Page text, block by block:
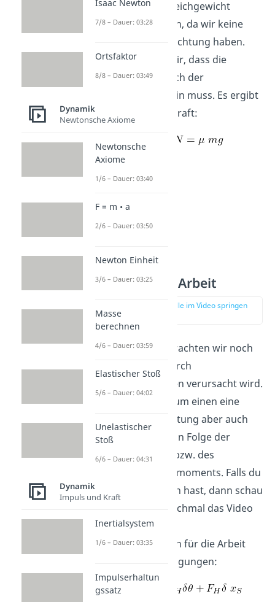
Richtung. Das Gleichgewicht
können wir bilden, da wir keine
Bewegung in y-Richtung haben.
Somit erhalten wir, dass die
Normalkraft gleich der
Gewichtskraft sein muss. Es ergibt
sich für die Reibkraft:
Verursachte Arbeit
zur Stelle im Video springen
Zum Schluss betrachten wir noch
die Arbeit, die durch
Beschleunigungen verursacht wird.
Hier haben wir zum einen eine
Kraft FH in x-Richtung aber auch
ein Moment MH in Folge der
Massenträgheit bzw. des
Massenträgheitsmoments. Falls du
dazu noch Fragen hast, dann schau
dir am besten nochmal das Video
Drallsatz I an.
Wir erhalten dann für die Arbeit
durch Beschleunigungen:
Isaac Newton
7/8 – Dauer: 03:28
Ortsfaktor
8/8 – Dauer: 03:49
Dynamik
Newtonsche Axiome
Newtonsche
Axiome
1/6 – Dauer: 03:40
F = m • a
2/6 – Dauer: 03:50
Newton Einheit
3/6 – Dauer: 03:25
Masse
berechnen
4/6 – Dauer: 03:59
Elastischer Stoß
5/6 – Dauer: 04:02
Unelastischer
Stoß
6/6 – Dauer: 04:31
Dynamik
Impuls und Kraft
Inertialsystem
1/6 – Dauer: 03:35
Impulserhaltun
gssatz